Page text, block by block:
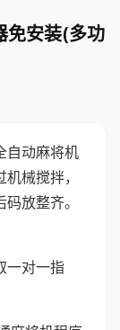
免安装(多功
自动麻将机
械搅拌，
放整齐。
一对一指